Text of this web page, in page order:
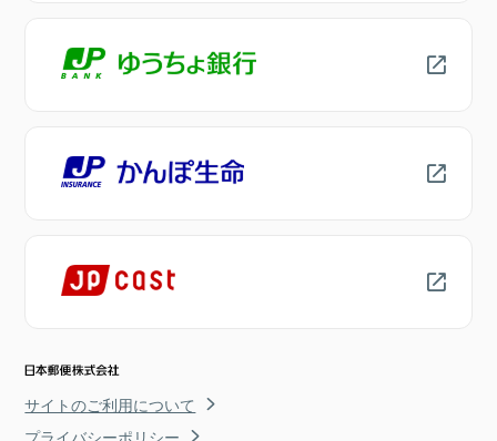
サイトのご利用について
プライバシーポリシー